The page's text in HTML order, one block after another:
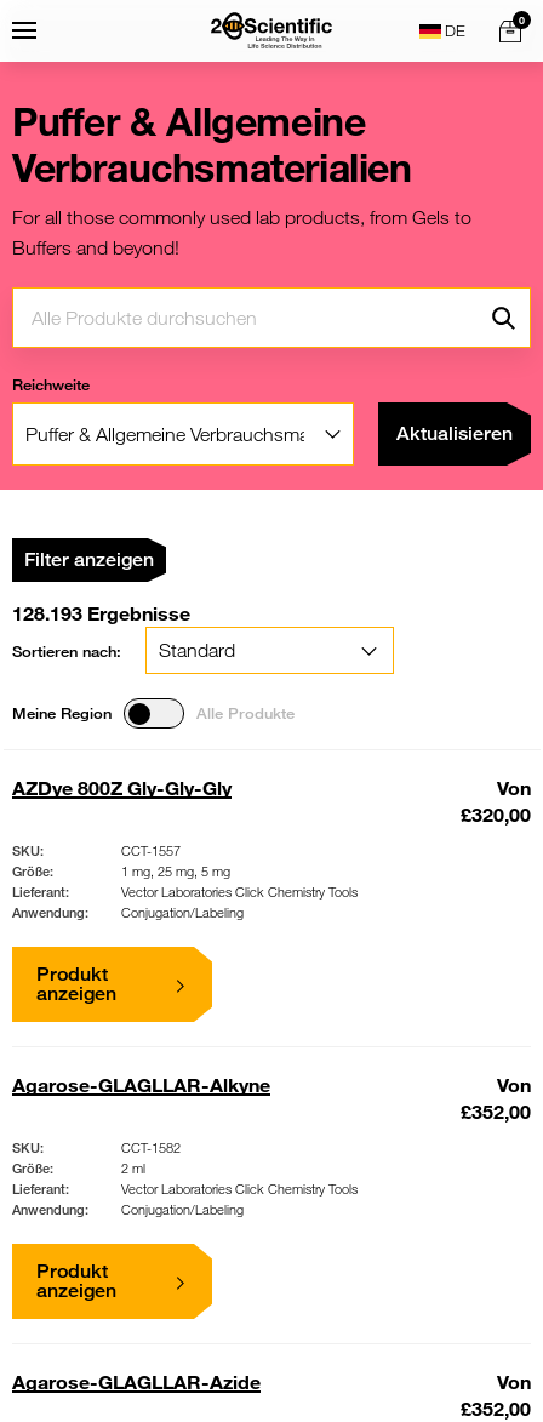
toMenu
Home
0
Puffer & Allgemeine
Verbrauchsmaterialien
For all those commonly used lab products, from Gels to
Buffers and beyond!
Go
Reichweite
Aktualisieren
Filter anzeigen
128.193 Ergebnisse
Alle Produkte
Meine Region
Sortieren nach:
AZDye 800Z Gly-Gly-Gly
Von
£320,00
SKU:
CCT-1557
Größe:
1 mg, 25 mg, 5 mg
Lieferant:
Vector Laboratories Click Chemistry Tools
Anwendung:
Conjugation/Labeling
Produkt
anzeigen
Agarose-GLAGLLAR-Alkyne
Von
£352,00
SKU:
CCT-1582
Größe:
2 ml
Lieferant:
Vector Laboratories Click Chemistry Tools
Anwendung:
Conjugation/Labeling
Produkt
anzeigen
Agarose-GLAGLLAR-Azide
Von
£352,00